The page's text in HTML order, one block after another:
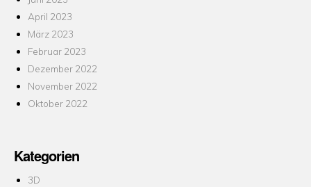
April 2023
März 2023
Februar 2023
Dezember 2022
November 2022
Oktober 2022
Kategorien
3D